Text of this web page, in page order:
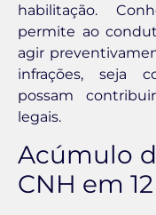
habilitação.
permite ao
agir
infrações, seja
possam
legais.
Acúmulo
CNH em